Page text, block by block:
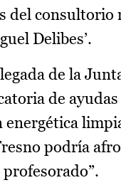
del consultorio
Delibes’.
de la
de
podría